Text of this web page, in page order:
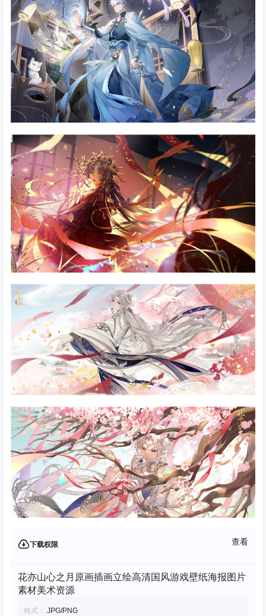
下载权限 查看
花亦山心之月原画插画立绘高清国风游戏壁纸海报图片
素材美术资源
格式： JPG/PNG